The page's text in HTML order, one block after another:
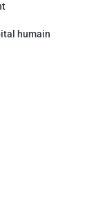
humain